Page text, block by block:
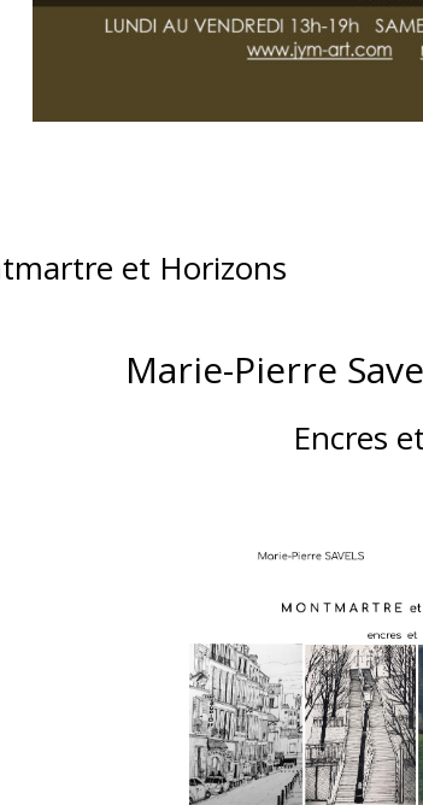
et Horizons
Marie-Pierre
Encres